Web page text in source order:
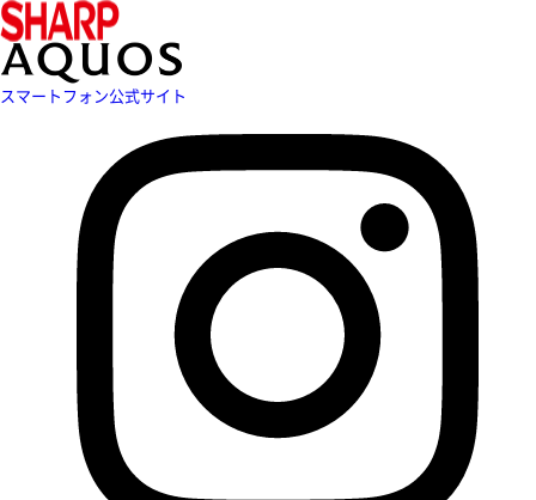
スマートフォン公式サイト